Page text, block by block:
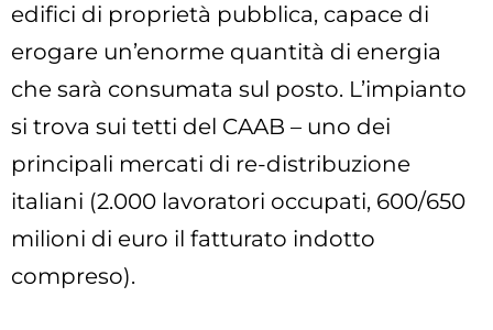
edifici di proprietà pubblica, capace di
erogare un’enorme quantità di energia
che sarà consumata sul posto. L’impianto
si trova sui tetti del CAAB – uno dei
principali mercati di re-distribuzione
italiani (2.000 lavoratori occupati, 600/650
milioni di euro il fatturato indotto
compreso).